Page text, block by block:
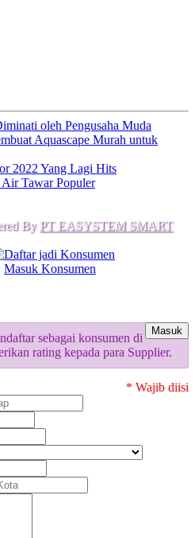
oleh Pengusaha Muda
Aquascape Murah untuk
2022 Yang Lagi Hits
Tawar Populer
By PT EASYSTEM SMART
Daftar jadi Konsumen
Masuk Konsumen
Masuk
sebagai konsumen di
rating kepada para Supplier.
* Wajib diisi